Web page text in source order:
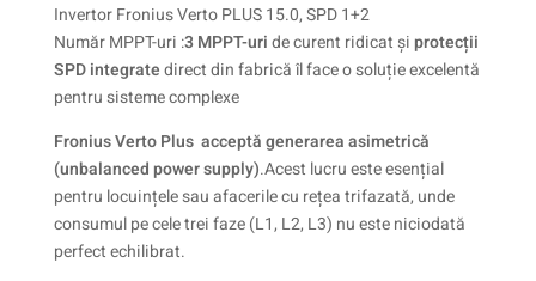
Invertor Fronius Verto PLUS 15.0, SPD 1+2
Număr MPPT-uri :3 MPPT-uride curent ridicat șiprotecții
SPD integratedirect din fabrică îl face o soluție excelentă
pentru sisteme complexe
Fronius Verto Plus acceptă generarea asimetrică
(unbalanced power supply).Acest lucru este esențial
pentru locuințele sau afacerile cu rețea trifazată, unde
consumul pe cele trei faze (L1, L2, L3) nu este niciodată
perfect echilibrat.